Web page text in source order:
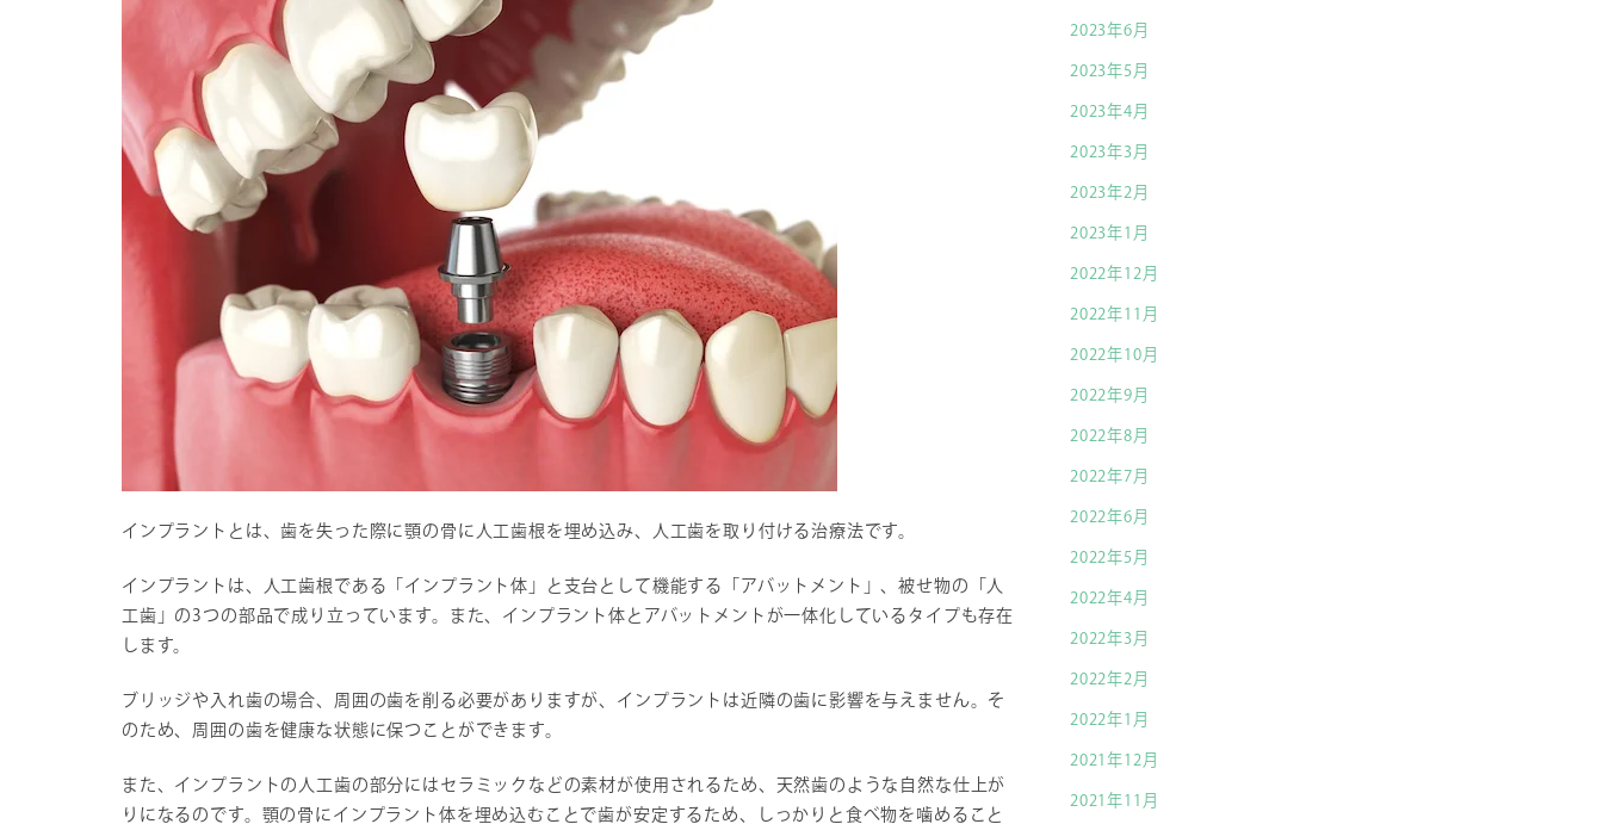
インプラントとは、歯を失った際に顎の骨に人工歯根を埋め込み、人工歯を取り付ける治療法です。
インプラントは、人工歯根である「インプラント体」と支台として機能する「アバットメント」、被せ物の「人
工歯」の3つの部品で成り立っています。また、インプラント体とアバットメントが一体化しているタイプも存在
します。
ブリッジや入れ歯の場合、周囲の歯を削る必要がありますが、インプラントは近隣の歯に影響を与えません。そ
のため、周囲の歯を健康な状態に保つことができます。
また、インプラントの人工歯の部分にはセラミックなどの素材が使用されるため、天然歯のような自然な仕上が
りになるのです。顎の骨にインプラント体を埋め込むことで歯が安定するため、しっかりと食べ物を噛めること
2023年6月
2023年5月
2023年4月
2023年3月
2023年2月
2023年1月
2022年12月
2022年11月
2022年10月
2022年9月
2022年8月
2022年7月
2022年6月
2022年5月
2022年4月
2022年3月
2022年2月
2022年1月
2021年12月
2021年11月